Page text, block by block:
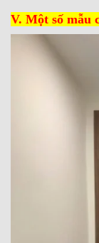
V. Một số mẫu